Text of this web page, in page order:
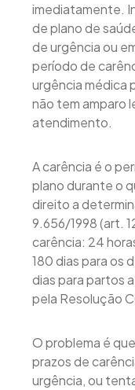
imediatamente.
de plano de
de urgência ou
período de
urgência médica
não tem amparo
atendimento.
A carência é o
plano durante o
direito a
9.656/1998 (art.
carência: 24
180 dias para os
dias para partos
pela Resolução
O problema é
prazos de
urgência, ou